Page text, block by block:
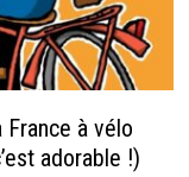
à vélo
adorable !)